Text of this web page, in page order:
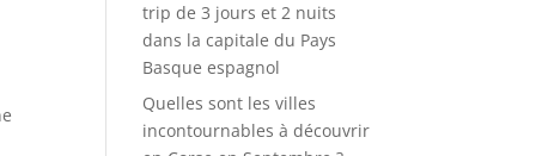
trip de 3 jours et 2 nuits
dans la capitale du Pays
Basque espagnol
Quelles sont les villes
incontournables à découvrir